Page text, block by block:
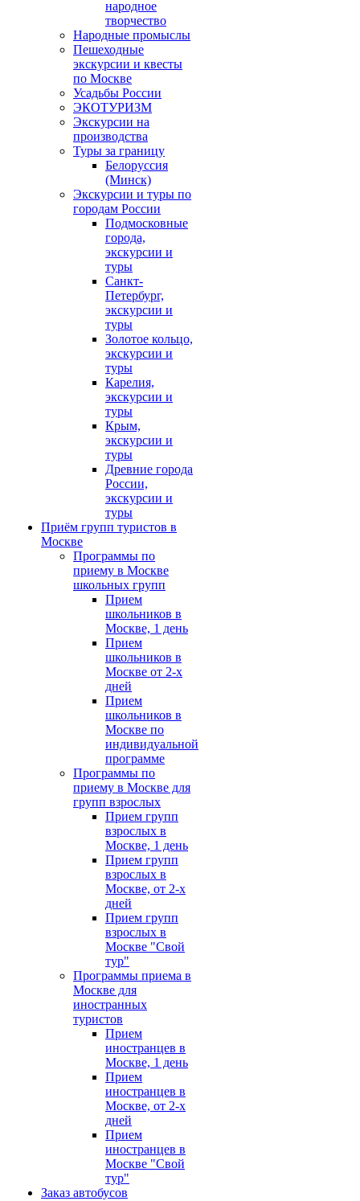
народное
творчество
Народные промыслы
Пешеходные
экскурсии и квесты
по Москве
Усадьбы России
ЭКОТУРИЗМ
Экскурсии на
производства
Туры за границу
Белоруссия
(Минск)
Экскурсии и туры по
городам России
Подмосковные
города,
экскурсии и
туры
Санкт-
Петербург,
экскурсии и
туры
Золотое кольцо,
экскурсии и
туры
Карелия,
экскурсии и
туры
Крым,
экскурсии и
туры
Древние города
России,
экскурсии и
туры
Приём групп туристов в
Москве
Программы по
приему в Москве
школьных групп
Прием
школьников в
Москве, 1 день
Прием
школьников в
Москве от 2-х
дней
Прием
школьников в
Москве по
индивидуальной
программе
Программы по
приему в Москве для
групп взрослых
Прием групп
взрослых в
Москве, 1 день
Прием групп
взрослых в
Москве, от 2-х
дней
Прием групп
взрослых в
Москве "Свой
тур"
Программы приема в
Москве для
иностранных
туристов
Прием
иностранцев в
Москве, 1 день
Прием
иностранцев в
Москве, от 2-х
дней
Прием
иностранцев в
Москве "Свой
тур"
Заказ автобусов